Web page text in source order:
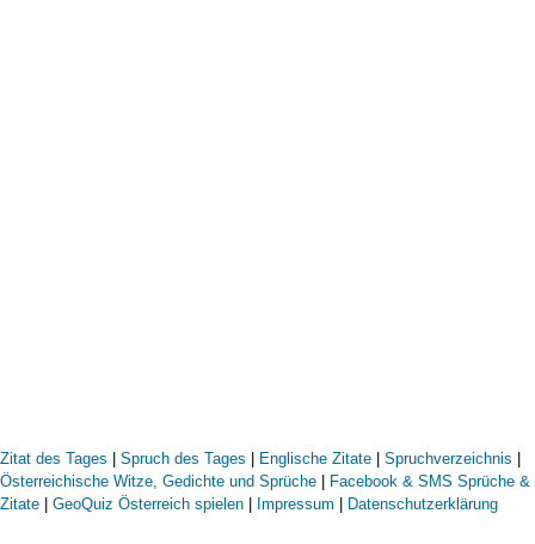
Zitat des Tages | Spruch des Tages | Englische Zitate | Spruchverzeichnis |
Österreichische Witze, Gedichte und Sprüche | Facebook & SMS Sprüche &
Zitate | GeoQuiz Österreich spielen | Impressum | Datenschutzerklärung